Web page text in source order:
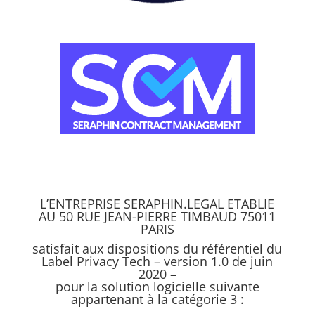
L’ENTREPRISE SERAPHIN.LEGAL ETABLIE
AU 50 RUE JEAN-PIERRE TIMBAUD 75011
PARIS
satisfait aux dispositions du référentiel du
Label Privacy Tech – version 1.0 de juin
2020 –
pour la solution logicielle suivante
appartenant à la catégorie 3 :